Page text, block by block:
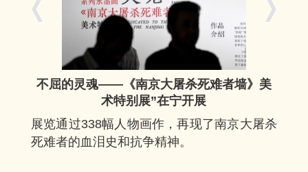
不屈的灵魂——《南京大屠杀死难者墙》美
术特别展”在宁开展
展览通过338幅人物画作，再现了南京大屠杀
死难者的血泪史和抗争精神。